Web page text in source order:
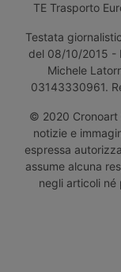
TE Trasporto
Testata
del 08/10/2015 -
Michele
03143330961.
© 2020 Cronoart
notizie e
espressa
assume alcuna
negli articoli né